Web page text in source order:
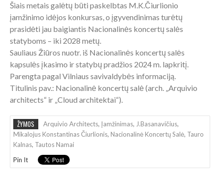
Šiais metais galėtų būti paskelbtas M.K.Čiurlionio
įamžinimo idėjos konkursas, o įgyvendinimas turėtų
prasidėti jau baigiantis Nacionalinės koncertų salės
statyboms – iki 2028 metų.
Sauliaus Žiūros nuotr. iš Nacionalinės koncertų salės
kapsulės įkasimo ir statybų pradžios 2024 m. lapkritį.
Parengta pagal Vilniaus savivaldybės informaciją.
Titulinis pav.: Nacionalinė koncertų salė (arch. „Arquivio
architects“ ir „Cloud architektai“).
ŽYMOS Arquivio Architects, Įamžinimas, J.Basanavičius,
Mikalojus Konstantinas Čiurlionis, Nacionalinė Koncertų Salė, Tauro
Kalnas, Tautos Namai
Pin It